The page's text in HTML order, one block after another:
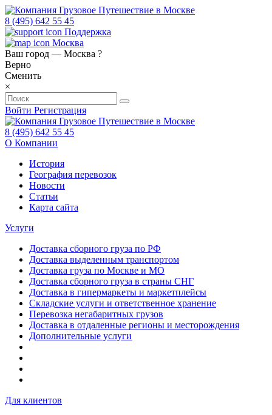
8 (495) 642 55 45
Поддержка
Москва
Ваш город — Москва ?
Верно
Сменить
×
Войти Регистрация
8 (495) 642 55 45
О Компании
История
География перевозок
Новости
Статьи
Карта сайта
Услуги
Доставка сборного груза по РФ
Доставка выделенным транспортом
Доставка груза по Москве и МО
Доставка сборного груза в страны СНГ
Доставка в гипермаркеты и маркетплейсы
Складские услуги и ответственное хранение
Перевозка негабаритных грузов
Доставка в отдаленные регионы и месторождения
Дополнительные услуги
Для клиентов